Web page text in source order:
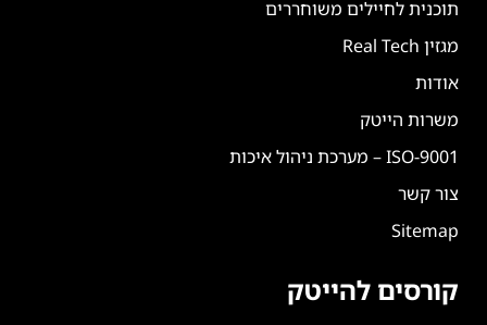
תוכנית לחיילים משוחררים
מגזין Real Tech
אודות
משרות הייטק
ISO-9001 – מערכת ניהול איכות
צור קשר
Sitemap
קורסים להייטק